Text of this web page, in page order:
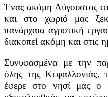
Ένας ακόμη Αύγουστος
και στο χωριό μας
πανάρχαια αγροτική
διακοπεί ακόμη και στις
Συνυφασμένα με την
όλης της Κεφαλλονιάς,
έφερε στο νησί μας ο